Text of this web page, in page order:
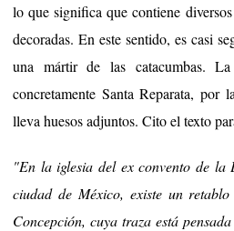
lo que significa que contiene
decoradas. En este sentido, es casi
una mártir de las catacumbas.
concretamente Santa Reparata,
lleva huesos adjuntos. Cito el texto
"En la iglesia del ex convento de la
ciudad de México, existe un
Concepción, cuya traza está